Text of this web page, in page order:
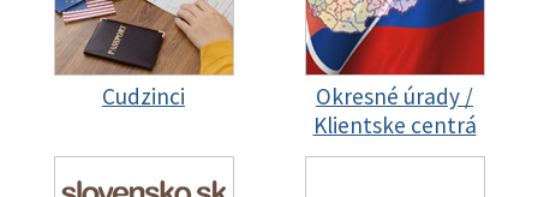
Cudzinci
Okresné úrady /
Klientske centrá